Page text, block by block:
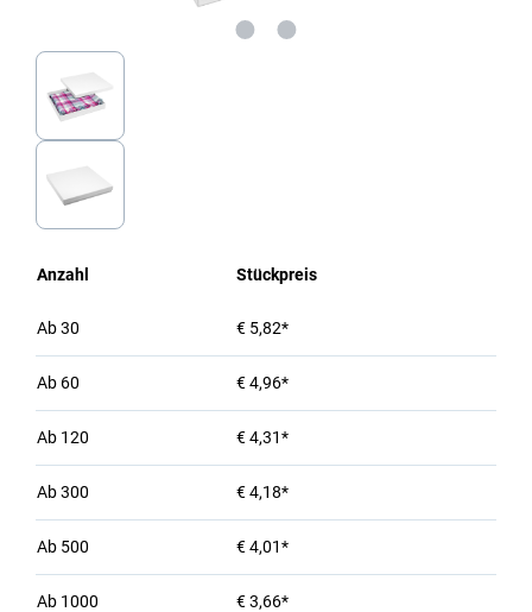
Anzahl Stückpreis
Ab30 € 5,82*
Ab 60 € 4,96*
Ab 120 € 4,31*
Ab300 € 4,18*
Ab 500 € 4,01*
Ab 1000 € 3,66*